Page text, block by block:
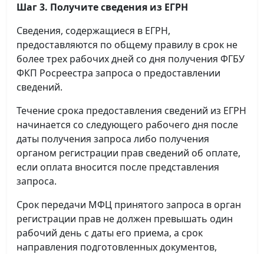
Шаг 3. Получите сведения из ЕГРН
Сведения, содержащиеся в ЕГРН,
предоставляются по общему правилу в срок не
более трех рабочих дней со дня получения ФГБУ
ФКП Росреестра запроса о предоставлении
сведений.
Течение срока предоставления сведений из ЕГРН
начинается со следующего рабочего дня после
даты получения запроса либо получения
органом регистрации прав сведений об оплате,
если оплата вносится после представления
запроса.
Срок передачи МФЦ принятого запроса в орган
регистрации прав не должен превышать один
рабочий день с даты его приема, а срок
направления подготовленных документов,